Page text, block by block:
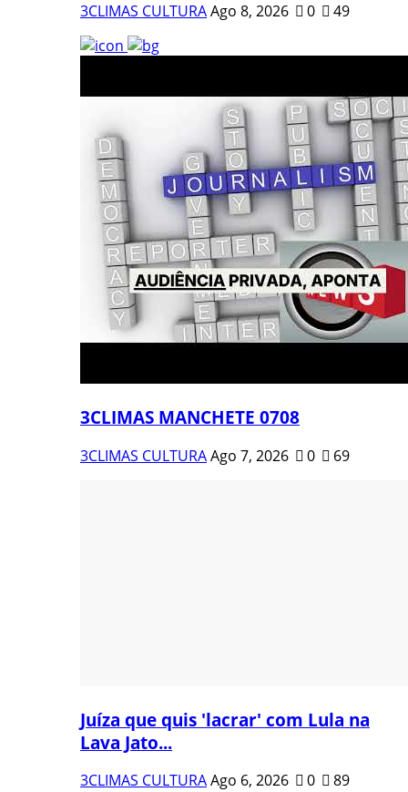
3CLIMAS CULTURAAgo 8, 2026 0 49
3CLIMAS MANCHETE 0708
3CLIMAS CULTURAAgo 7, 2026 0 69
Juíza que quis 'lacrar' com Lula na
Lava Jato...
3CLIMAS CULTURAAgo 6, 2026 0 89